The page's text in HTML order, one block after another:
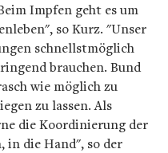
Impfen geht es um
so Kurz. "Unser
schnellstmöglich
brauchen. Bund
wie möglich zu
zu lassen. Als
die Koordinierung der
in die Hand", so der